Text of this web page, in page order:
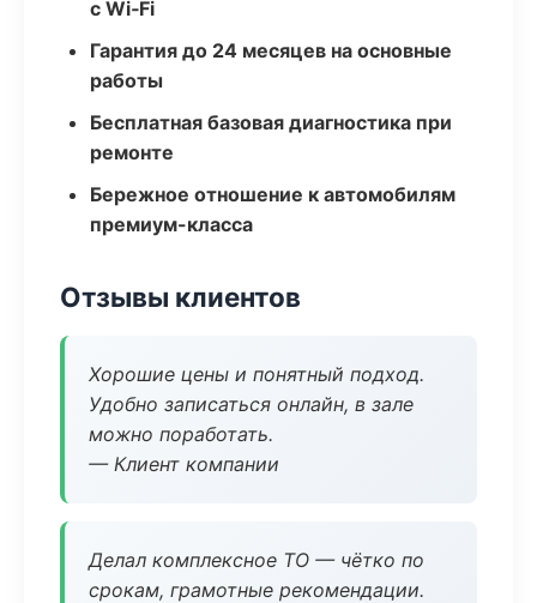
с Wi‑Fi
Гарантия до 24 месяцев на основные
работы
Бесплатная базовая диагностика при
ремонте
Бережное отношение к автомобилям
премиум-класса
Отзывы клиентов
Хорошие цены и понятный подход.
Удобно записаться онлайн, в зале
можно поработать.
— Клиент компании
Делал комплексное ТО — чётко по
срокам, грамотные рекомендации.